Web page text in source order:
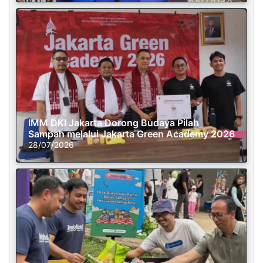
IMM DKI Jakarta Dorong Budaya Pilah
Sampah melalui Jakarta Green Academy 2026
28/07/2026